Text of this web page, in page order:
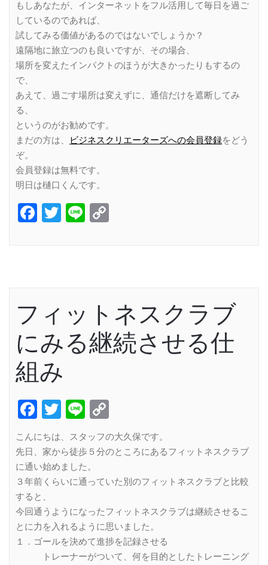
もしあなたが、インターネットをフル活用して毎日を過ご
しているのであれば、
試してみる価値があるのではないでしょうか？
遠隔地に旅立つのも良いですが、その場合、
場所を変えたインパクトのほうが大きかったりもするの
で、
あえて、過ごす場所は変えずに、通信だけを遮断してみ
る、
というのがお勧めです。
まだの方は、
ビジネスクリエーターズへの会員登録をどう
ぞ。
会員登録は無料です。
明日は樋口くんです。
Facebook
Twitter
Line
フィットネスクラブ
にみる継続させる仕
組み
Facebook
Twitter
Line
Link
こんにちは、スタッフの大久保です。
先日、家から徒歩５分のところにあるフィットネスクラブ
に通い始めました。
３年前くらいに通っていた別のフィットネスクラブと比較
すると、
今回通うようになったフィットネスクラブは継続させるこ
とに力を入れるように思いました。
１．ゴールを決めて進捗を記録させる
トレーナーがついて、何を目的としたトレーニング